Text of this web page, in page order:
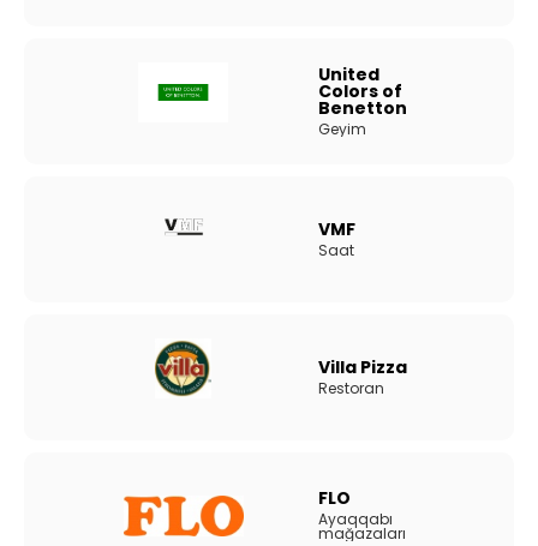
United
Colors of
Benetton
Geyim
VMF
Saat
Villa Pizza
Restoran
FLO
Ayaqqabı
mağazaları